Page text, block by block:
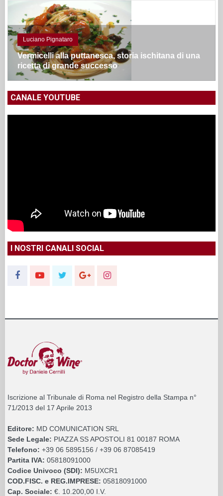
Luciano Pignataro
Vermicelli alla puttanesca, storia ischitana di una
ricetta di grande successo
CANALE YOUTUBE
I NOSTRI CANALI SOCIAL
Iscrizione al Tribunale di Roma nel Registro della Stampa n°
71/2013 del 17 Aprile 2013
Editore: MD COMUNICATION SRL
Sede Legale: PIAZZA SS APOSTOLI 81 00187 ROMA
Telefono: +39 06 5895156 / +39 06 87085419
Partita IVA: 05818091000
Codice Univoco (SDI): M5UXCR1
COD.FISC. e REG.IMPRESE: 05818091000
Cap. Sociale: €. 10.200,00 I.V.